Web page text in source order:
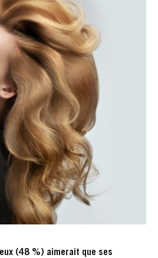
(48 %) aimerait que ses